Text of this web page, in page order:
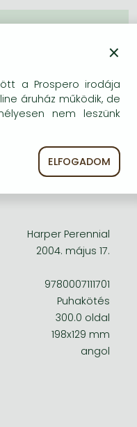
Harper Perennial
2004. május 17.
9780007111701
Puhakötés
300.0 oldal
198x129 mm
angol
×
a Prospero irodája
áruház működik, de
nem leszünk
ELFOGADOM